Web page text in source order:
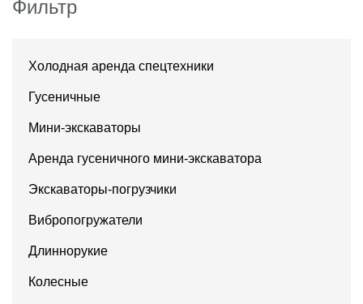
Фильтр
Холодная аренда спецтехники
Гусеничные
Мини-экскаваторы
Аренда гусеничного мини-экскаватора
Экскаваторы-погрузчики
Вибропогружатели
Длиннорукие
Колесные